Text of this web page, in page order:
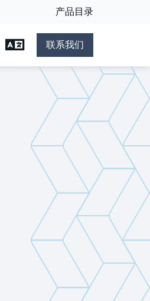
产品目录
更改语言联系我们